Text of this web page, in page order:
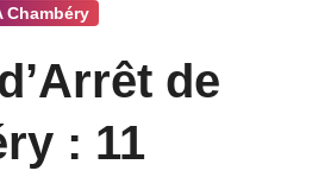
Chambéry
de
: 11